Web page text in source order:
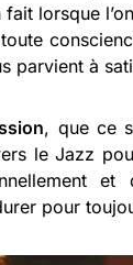
fait lorsque
parvient à
, que ce
le Jazz
pour